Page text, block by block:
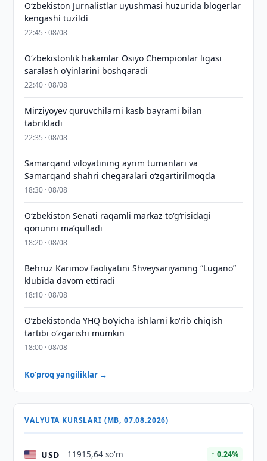
O‘zbekiston Jurnalistlar uyushmasi huzurida blogerlar
kengashi tuzildi
22:45 · 08/08
O‘zbekistonlik hakamlar Osiyo Chempionlar ligasi
saralash o‘yinlarini boshqaradi
22:40 · 08/08
Mirziyoyev quruvchilarni kasb bayrami bilan
tabrikladi
22:35 · 08/08
Samarqand viloyatining ayrim tumanlari va
Samarqand shahri chegaralari oʻzgartirilmoqda
18:30 · 08/08
Oʻzbekiston Senati raqamli markaz toʻgʻrisidagi
qonunni maʼqulladi
18:20 · 08/08
Behruz Karimov faoliyatini Shveysariyaning “Lugano”
klubida davom ettiradi
18:10 · 08/08
O‘zbekistonda YHQ bo‘yicha ishlarni ko‘rib chiqish
tartibi o‘zgarishi mumkin
18:00 · 08/08
Ko'proq yangiliklar →
VALYUTA KURSLARI (MB, 07.08.2026)
USD 11915,64 so'm ↑ 0.24%